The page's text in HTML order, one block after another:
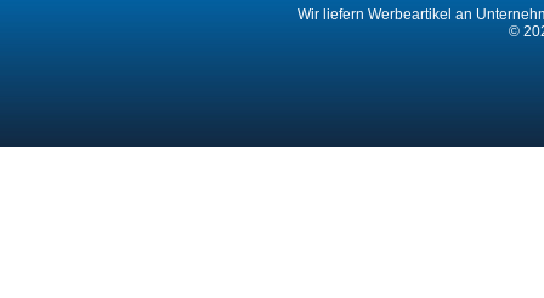
Wir liefern Werbeartikel an
©